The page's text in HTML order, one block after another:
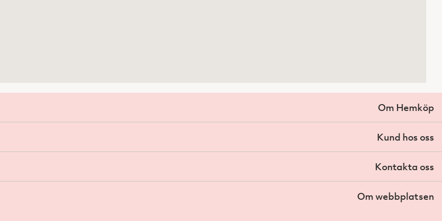
Om Hemköp
Kund hos oss
Kontakta oss
Om webbplatsen